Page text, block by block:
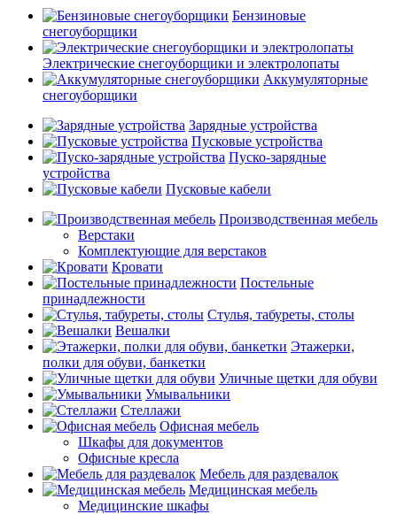
Бензиновые
снегоуборщики
Электрические снегоуборщики и электролопаты
Аккумуляторные
снегоуборщики
Зарядные устройства
Пусковые устройства
Пуско-зарядные
устройства
Пусковые кабели
Производственная мебель
Верстаки
Комплектующие для верстаков
Кровати
Постельные
принадлежности
Стулья, табуреты, столы
Вешалки
Этажерки,
полки для обуви, банкетки
Уличные щетки для обуви
Умывальники
Стеллажи
Офисная мебель
Шкафы для документов
Офисные кресла
Мебель для раздевалок
Медицинская мебель
Медицинские шкафы